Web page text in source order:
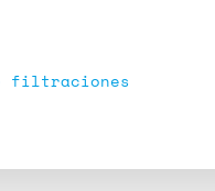
filtraciones